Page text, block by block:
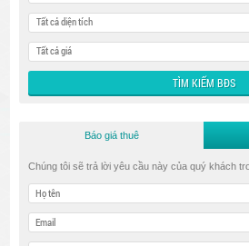
Tất cả diện tích
Tất cả giá
Báo giá thuê
Chúng tôi sẽ trả lời yêu cầu này của quý khách